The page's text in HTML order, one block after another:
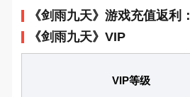
《剑雨九天》游戏充值返利：
《剑雨九天》VIP
VIP等级